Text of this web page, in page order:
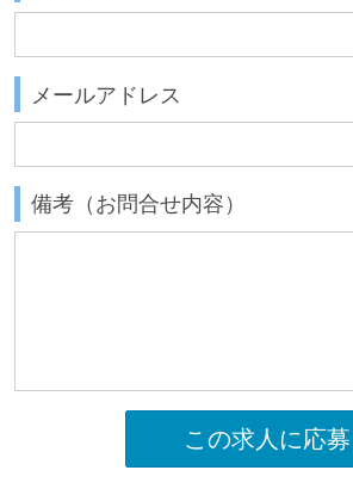
メールアドレス
備考（お問合せ内容）
この求人に応募